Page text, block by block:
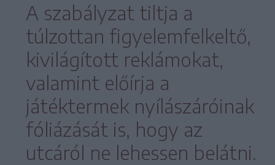
A szabályzat tiltja a
túlzottan figyelemfelkeltő,
kivilágított reklámokat,
valamint előírja a
játéktermek nyílászáróinak
fóliázását is, hogy az
utcáról ne lehessen belátni.